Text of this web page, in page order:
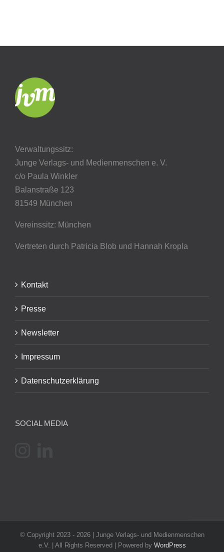
Verwaltungssitz:
Junge Verlags- und Medienmenschen e. V.
c/o Paula Winkler
Balanstraße 123
81549 München
Vereinssitz: München
Vertreten durch Patricia Blob und Hannah Kropla
Kontakt
Presse
Newsletter
Impressum
Datenschutzerklärung
SOCIAL MEDIA
© Copyright 2023 - 2026 | Junge Verlags- und Medienmenschen
e.V. | All Rights Reserved | Powered by WordPress